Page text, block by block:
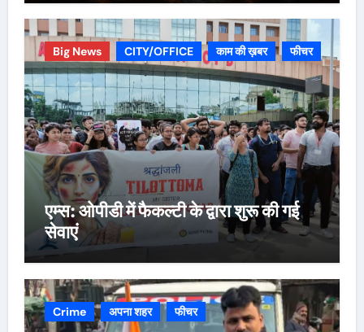
Big News CITY/OFFICE काम की ख़बर फीचर
एम्स: ओपीडी में फैकल्टी के द्वारा शुरू की गई
सेवाएं
Crime अपना शहर फीचर